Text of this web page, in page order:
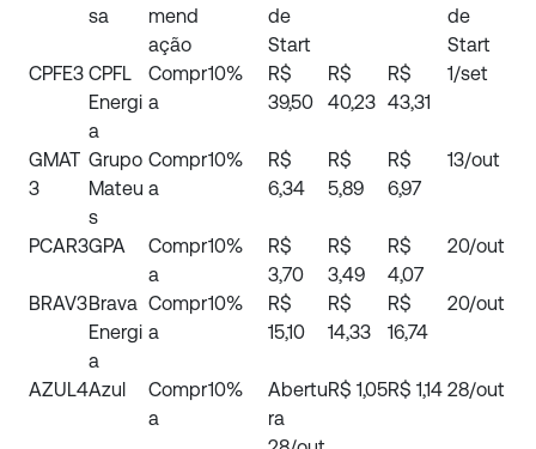
sa
mend
ação
de
Start
de
Start
CPFE3 CPFL
Energi
a
Compr
a
10%
R$
39,50
R$
40,23
R$
43,31
1/set
GMAT
3
Grupo
Mateu
s
Compr
a
10%
R$
6,34
R$
5,89
R$
6,97
13/out
PCAR3GPA
Compr
a
10%
R$
3,70
R$
3,49
R$
4,07
20/out
BRAV3Brava
Energi
a
Compr
a
10%
R$
15,10
R$
14,33
R$
16,74
20/out
AZUL4Azul
Compr
a
10%
Abertu
ra
R$ 1,05R$ 1,14 28/out